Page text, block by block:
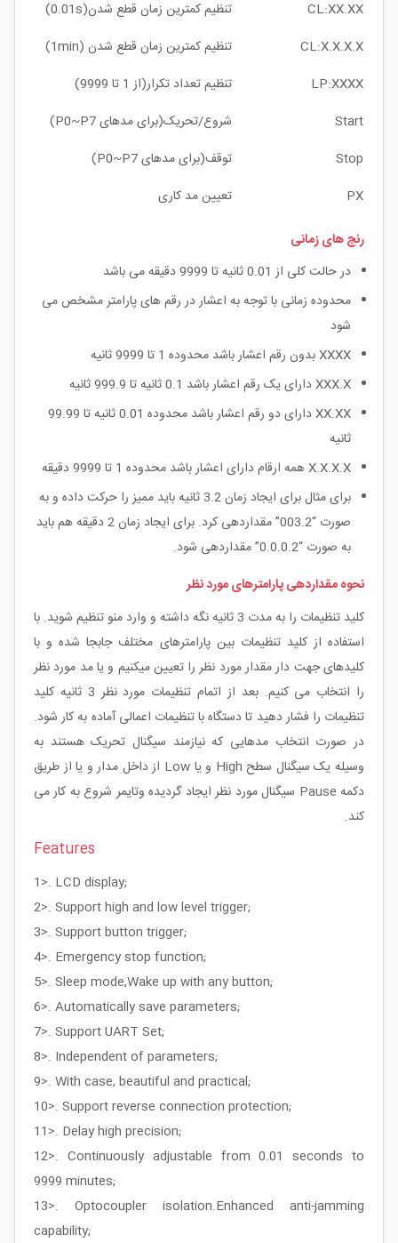
CL:XX.XX
تنظیم کمترین زمان قطع شدن(0.01s)
CL:X.X.X.X
تنظیم کمترین زمان قطع شدن (1min)
LP:XXXX
تنظیم تعداد تکرار(از 1 تا 9999)
Start
شروع/تحریک(برای مدهای P0~P7)
Stop
توقف(برای مدهای P0~P7)
PX
تعیین مد کاری
رنج های زمانی
در حالت کلی از 0.01 ثانیه تا 9999 دقیقه می باشد
محدوده زمانی با توجه به اعشار در رقم های پارامتر مشخص می
شود
XXXX بدون رقم اعشار باشد محدوده 1 تا 9999 ثانیه
XXX.X دارای یک رقم اعشار باشد 0.1 ثانیه تا 999.9 ثانیه
XX.XX دارای دو رقم اعشار باشد محدوده 0.01 ثانیه تا 99.99
ثانیه
X.X.X.X همه ارقام دارای اعشار باشد محدوده 1 تا 9999 دقیقه
برای مثال برای ایجاد زمان 3.2 ثانیه باید ممیز را حرکت داده و به
صورت “003.2” مقداردهی کرد. برای ایجاد زمان 2 دقیقه هم باید
به صورت “0.0.0.2” مقداردهی شود.
نحوه مقداردهی پارامترهای مورد نظر
کلید تنظیمات را به مدت 3 ثانیه نگه داشته و وارد منو تنظیم شوید. با
استفاده از کلید تنظیمات بین پارامترهای مختلف جابجا شده و با
کلیدهای جهت دار مقدار مورد نظر را تعیین میکنیم و یا مد مورد نظر
را انتخاب می کنیم. بعد از اتمام تنظیمات مورد نظر 3 ثانیه کلید
تنظیمات را فشار دهید تا دستگاه با تنظیمات اعمالی آماده به کار شود.
در صورت انتخاب مدهایی که نیازمند سیگنال تحریک هستند به
وسیله یک سیگنال سطح High و یا Low از داخل مدار و یا از طریق
دکمه Pause سیگنال مورد نظر ایجاد گردیده وتایمر شروع به کار می
کند.
Features
1>. LCD display;
2>. Support high and low level trigger;
3>. Support button trigger;
4>. Emergency stop function;
5>. Sleep mode,Wake up with any button;
6>. Automatically save parameters;
7>. Support UART Set;
8>. Independent of parameters;
9>. With case, beautiful and practical;
10>. Support reverse connection protection;
11>. Delay high precision;
12>. Continuously adjustable from 0.01 seconds to
9999 minutes;
13>. Optocoupler isolation.Enhanced anti-jamming
capability;